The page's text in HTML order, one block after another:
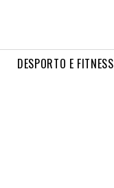
DESPORTO E FITNESS